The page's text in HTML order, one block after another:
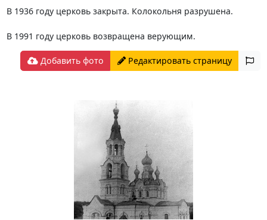
В 1936 году церковь закрыта. Колокольня разрушена.
В 1991 году церковь возвращена верующим.
Добавить фото Редактировать страницу